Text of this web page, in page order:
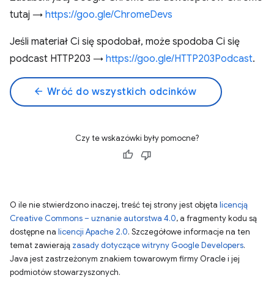
tutaj → https://goo.gle/ChromeDevs
Jeśli materiał Ci się spodobał, może spodoba Ci się
podcast HTTP203 → https://goo.gle/HTTP203Podcast.
arrow_back Wróć do wszystkich odcinków
Czy te wskazówki były pomocne?
O ile nie stwierdzono inaczej, treść tej strony jest objęta licencją
Creative Commons – uznanie autorstwa 4.0, a fragmenty kodu są
dostępne na licencji Apache 2.0. Szczegółowe informacje na ten
temat zawierają zasady dotyczące witryny Google Developers.
Java jest zastrzeżonym znakiem towarowym firmy Oracle i jej
podmiotów stowarzyszonych.